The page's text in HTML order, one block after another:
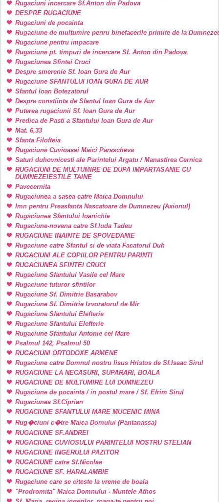
Rugaciuni incercare Sf.Anton din Padova
DESPRE RUGACIUNE
Rugaciuni de pocainta
Rugaciune de multumire penru binefacerile primite de la
Rugaciune pentru impacare
Rugaciune pt. timpuri de incercare Sf. Anton din Padova
Rugaciunea Sfintei Cruci
Despre smerenie Sf. Ioan Gura de Aur
Rugaciune SFANTULUI IOAN GURA DE AUR
Sfantul Ioan Botezatorul
Despre constiinta de Sfantul Ioan Gura de Aur
Puterea rugaciunii Sf. Ioan Gura de Aur
Predica de Pasti a Sfantului Ioan Gura de Aur
Mat. 6,33
Sfanta Filofteia
Rugaciune Cuvioasei Maici Parascheva
Saturi duhovnicesti ale Parintelui Argatu / Manastirea Cernica
RUGACIUNI DE MULTUMIRE DE DUPA IMPARTASANIE CU
DUMNEZEIESTILE TAINE
Pavecernita
Rugaciunea a sasea catre Maica Domnului
Imn pentru Preasfanta Nascatoare de Dumnezeu (Axionul)
Rugaciunea Sfantului Ioanichie
Rugaciune-novena catre Sf.Iuda Tadeu
RUGACIUNE INAINTE DE SPOVEDANIE
Rugaciune catre Sfantul si de viata Facatorul Duh
RUGACIUNI ALE COPIILOR PENTRU PARINTI
RUGACIUNEA SFINTEI CRUCI
Rugaciune Sfantului Vasile cel Mare
Rugaciune tuturor sfintilor
Rugaciune Sf. Dimitrie Basarabov
Rugaciune Sf. Dimitrie Izvoratorul de Mir
Rugaciune Sfantului Elefterie
Rugaciune Sfantului Elefterie
Rugaciune Sfantului Antonie cel Mare
Psalmul 142, Psalmul 50
RUGACIUNI ORTODOXE ARMENE
Rugaciune catre Domnul nostru Iisus Hristos de Sf.Isaac Sirul
RUGACIUNE LA NECASURI, SUPARARI, BOALA
RUGACIUNE DE MULTUMIRE LUI DUMNEZEU
Rugaciune de pocainta / in postul mare / Sf. Efrim Sirul
Rugaciunea Sf.Ciprian
RUGACIUNE SFANTULUI MARE MUCENIC MINA
Rug�ciuni c�tre Maica Domului (Pantanassa)
RUGACIUNE SF.ANDREI
RUGACIUNE CUVIOSULUI PARINTELUI NOSTRU STELIAN
RUGACIUNE INGERULUI PAZITOR
RUGACIUNE catre Sf.Nicolae
RUGACIUNE SF. HARALAMBIE
Rugaciune care se citeste la vreme de boala
"Prodromita" Maica Domnului - Muntele Athos